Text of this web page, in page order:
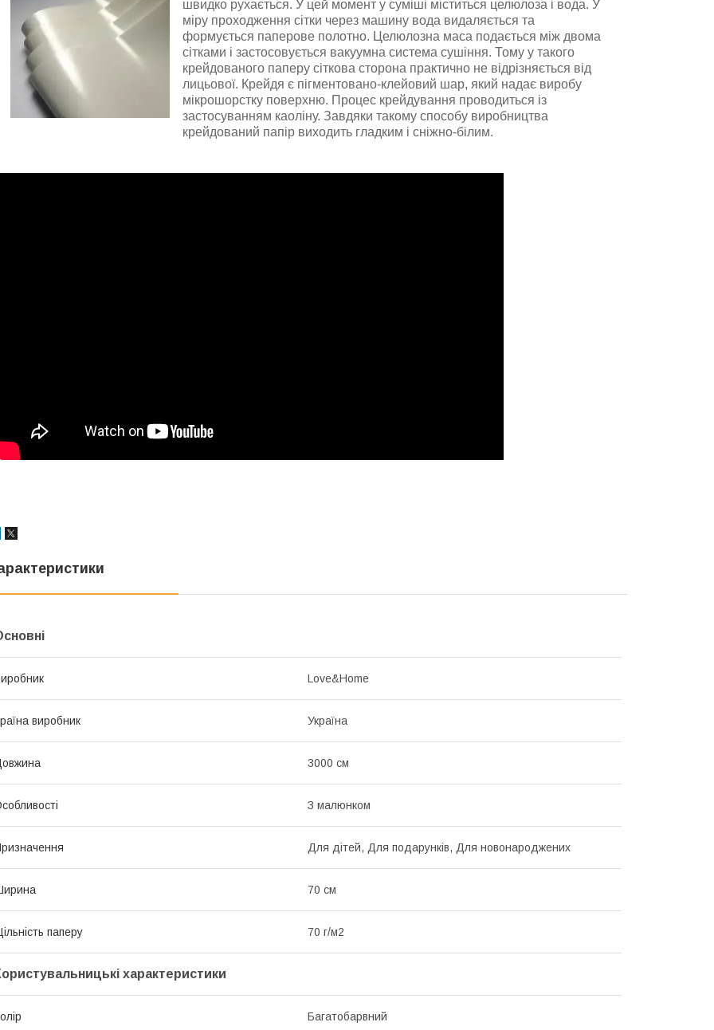
швидко рухається. У цей момент у суміші міститься целюлоза і вода. У
міру проходження сітки через машину вода видаляється та
формується паперове полотно. Целюлозна маса подається між двома
сітками і застосовується вакуумна система сушіння. Тому у такого
крейдованого паперу сіткова сторона практично не відрізняється від
лицьової. Крейдя є пігментовано-клейовий шар, який надає виробу
мікрошорстку поверхню. Процес крейдування проводиться із
застосуванням каоліну. Завдяки такому способу виробництва
крейдований папір виходить гладким і сніжно-білим.
Love&Home
виробник Україна
3000 см
З малюнком
Для дітей, Для подарунків, Для новонароджених
70 см
паперу 70 г/м2
характеристики
Багатобарвний